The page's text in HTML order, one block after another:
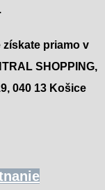
priamo v
SHOPPING,
040 13 Košice